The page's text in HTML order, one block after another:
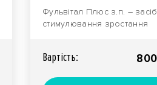
Фульвітал Плюс з.п. – засіб
стимулювання зростання
Вартiсть: